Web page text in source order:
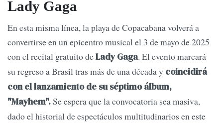
Lady Gaga
En esta misma línea, la playa de Copacabana volverá a
convertirse en un epicentro musical el 3 de mayo de 2025
con el recital gratuito deLady Gaga. El evento marcará
su regreso a Brasil tras más de una década y coincidirá
con el lanzamiento de su séptimo álbum,
"Mayhem".Se espera que la convocatoria sea masiva,
dado el historial de espectáculos multitudinarios en este